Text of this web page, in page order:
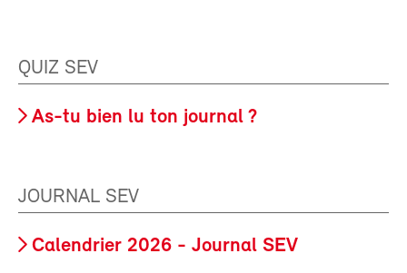
QUIZ SEV
As-tu bien lu ton journal ?
JOURNAL SEV
Calendrier 2026 - Journal SEV